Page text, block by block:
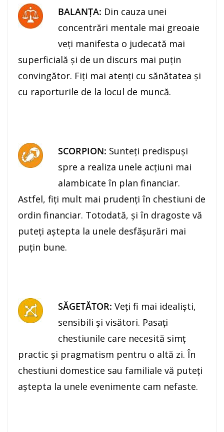
BALANŢA: Din cauza unei
concentrări mentale mai greoaie
veţi manifesta o judecată mai
superficială şi de un discurs mai puţin
convingător. Fiţi mai atenţi cu sănătatea şi
cu raporturile de la locul de muncă.
SCORPION: Sunteţi predispuşi
spre a realiza unele acţiuni mai
alambicate în plan financiar.
Astfel, fiţi mult mai prudenţi în chestiuni de
ordin financiar. Totodată, şi în dragoste vă
puteţi aştepta la unele desfăşurări mai
puţin bune.
SĂGETĂTOR: Veţi fi mai idealişti,
sensibili şi visători. Pasaţi
chestiunile care necesită simţ
practic şi pragmatism pentru o altă zi. În
chestiuni domestice sau familiale vă puteţi
aştepta la unele evenimente cam nefaste.